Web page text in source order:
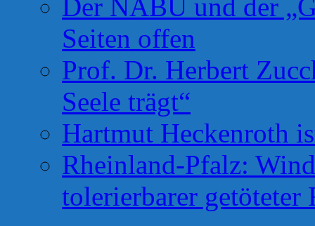
Der NABU und der
Seiten offen
Prof. Dr. Herbert
Seele trägt“
Hartmut Heckenroth
Rheinland-Pfalz:
tolerierbarer getöteter